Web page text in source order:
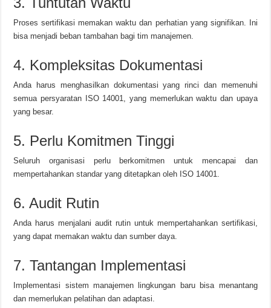
Proses sertifikasi memakan waktu dan perhatian yang signifikan. Ini
bisa menjadi beban tambahan bagi tim manajemen.
4. Kompleksitas Dokumentasi
Anda harus menghasilkan dokumentasi yang rinci dan memenuhi
semua persyaratan ISO 14001, yang memerlukan waktu dan upaya
yang besar.
5. Perlu Komitmen Tinggi
Seluruh organisasi perlu berkomitmen untuk mencapai dan
mempertahankan standar yang ditetapkan oleh ISO 14001.
6. Audit Rutin
Anda harus menjalani audit rutin untuk mempertahankan sertifikasi,
yang dapat memakan waktu dan sumber daya.
7. Tantangan Implementasi
Implementasi sistem manajemen lingkungan baru bisa menantang
dan memerlukan pelatihan dan adaptasi.